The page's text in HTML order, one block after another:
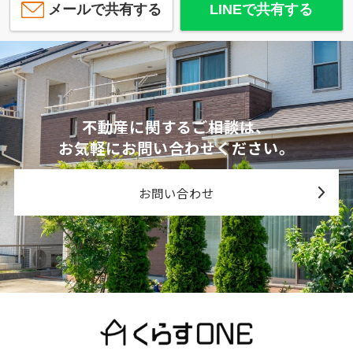
メールで共有する LINEで共有する
不動産に関するご相談は、
お気軽にお問い合わせください。
お問い合わせ